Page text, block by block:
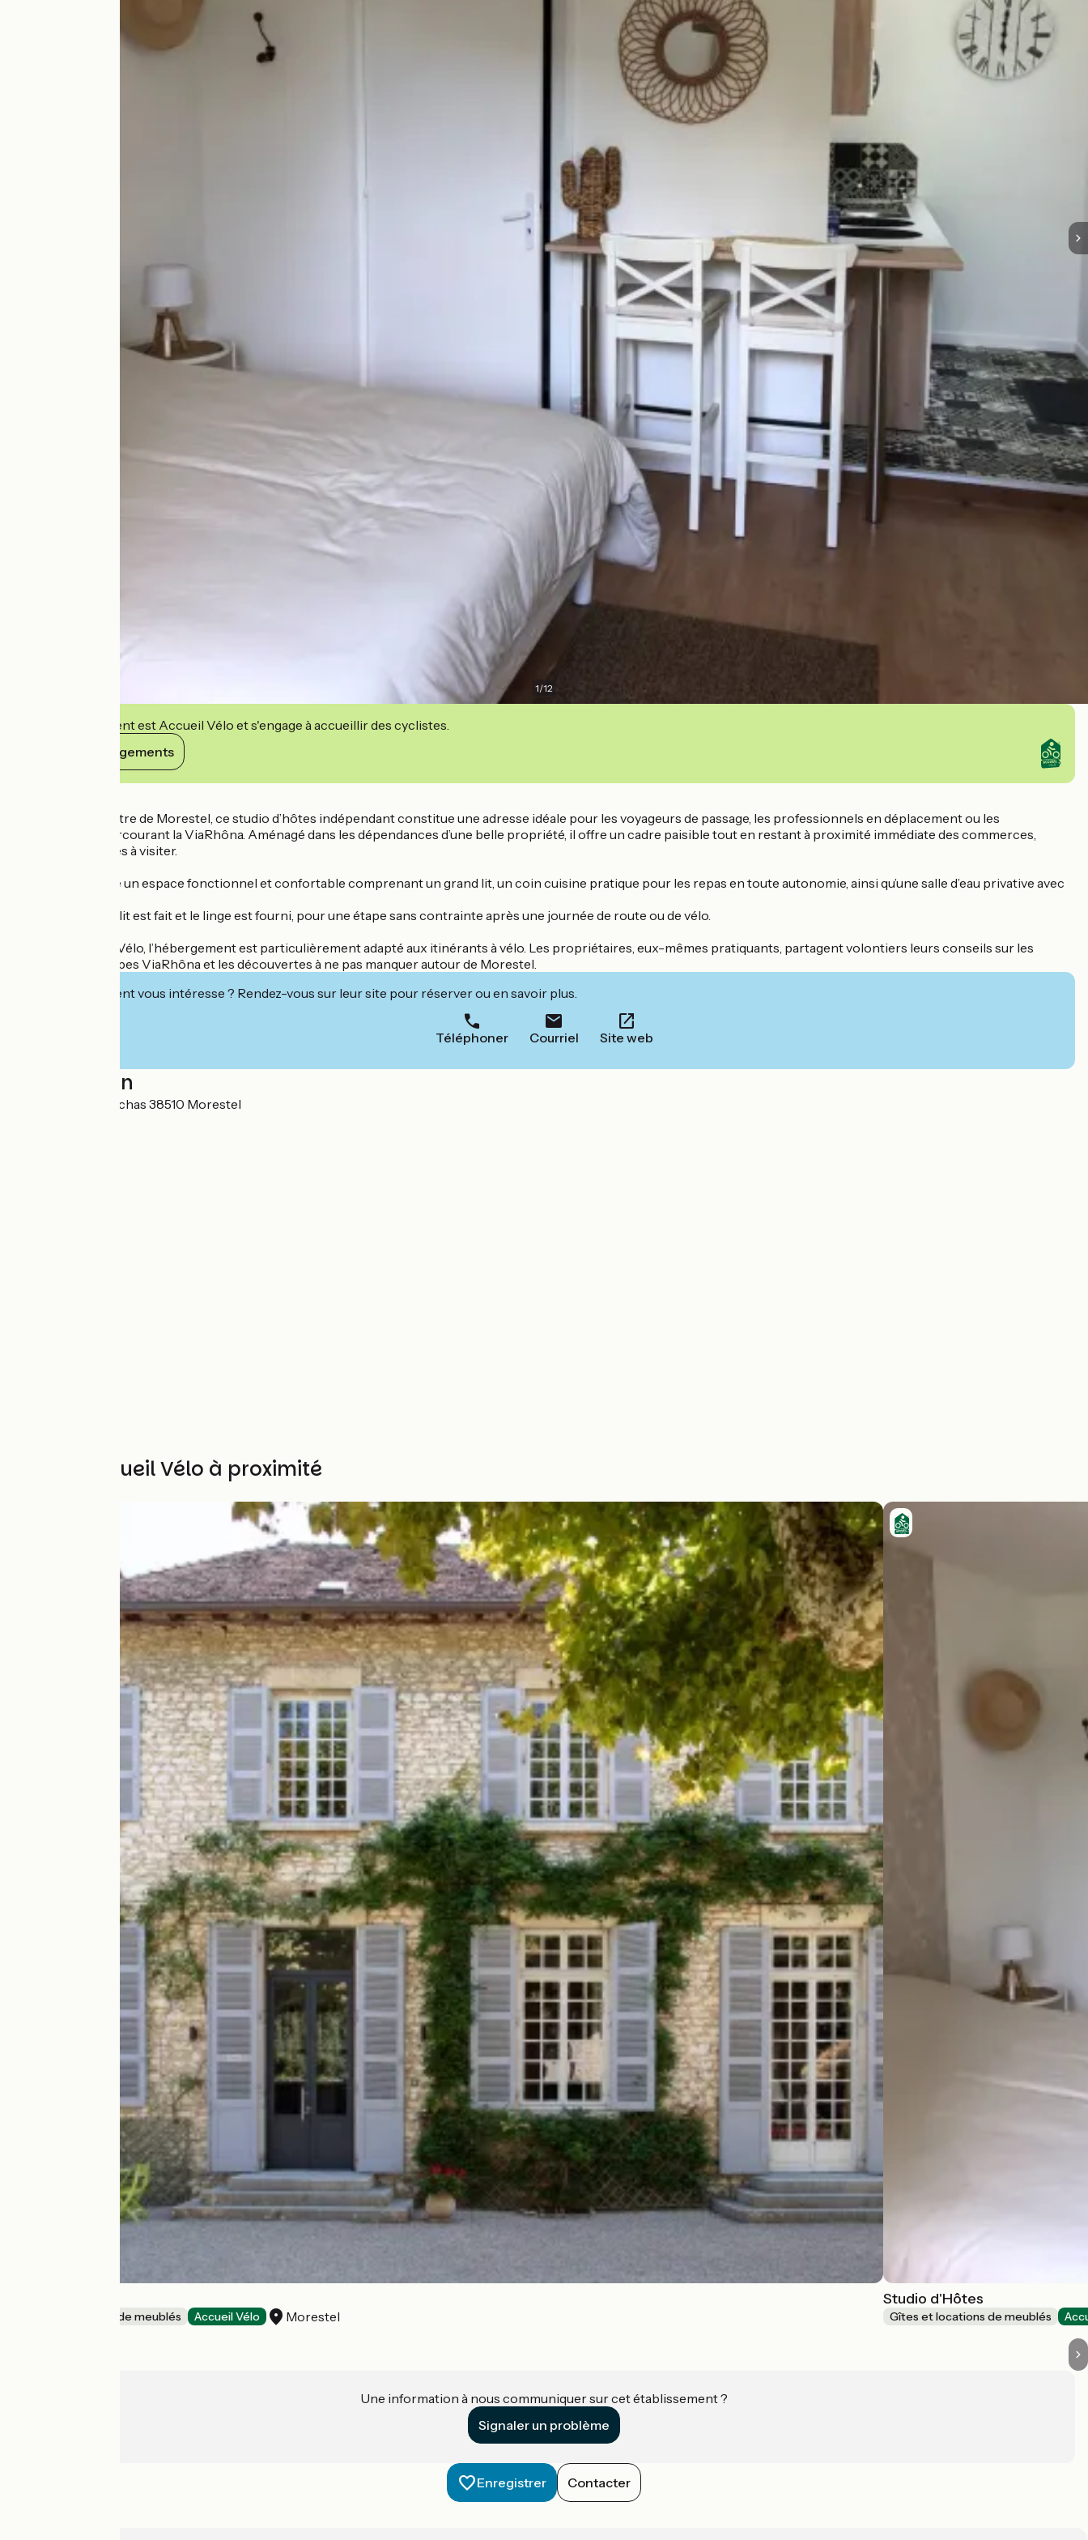
1/12
Cet établissement est Accueil Vélo et s'engage à accueillir des cyclistes.
Voir ses engagements
Situé en plein centre de Morestel, ce studio d’hôtes indépendant constitue une adresse idéale pour les voyageurs de passage, les professionnels en déplacement ou les
cyclotouristes parcourant la ViaRhôna. Aménagé dans les dépendances d’une belle propriété, il offre un cadre paisible tout en restant à proximité immédiate des commerces,
restaurants et sites à visiter.
Le studio propose un espace fonctionnel et confortable comprenant un grand lit, un coin cuisine pratique pour les repas en toute autonomie, ainsi qu’une salle d’eau privative avec
À votre arrivée, le lit est fait et le linge est fourni, pour une étape sans contrainte après une journée de route ou de vélo.
Labellisé Accueil Vélo, l’hébergement est particulièrement adapté aux itinérants à vélo. Les propriétaires, eux-mêmes pratiquants, partagent volontiers leurs conseils sur les
itinéraires, les étapes ViaRhôna et les découvertes à ne pas manquer autour de Morestel.
Cet établissement vous intéresse ? Rendez-vous sur leur site pour réserver ou en savoir plus.
Téléphoner Courriel Site web
Localisation
125 rue Claude Rochas 38510 Morestel
Autres Accueil Vélo à proximité
Gîtes et locations de meublés Accueil Vélo Morestel
Studio d'Hôtes
Gîtes et locations de meublés
Une information à nous communiquer sur cet établissement ?
Signaler un problème
Enregistrer Contacter